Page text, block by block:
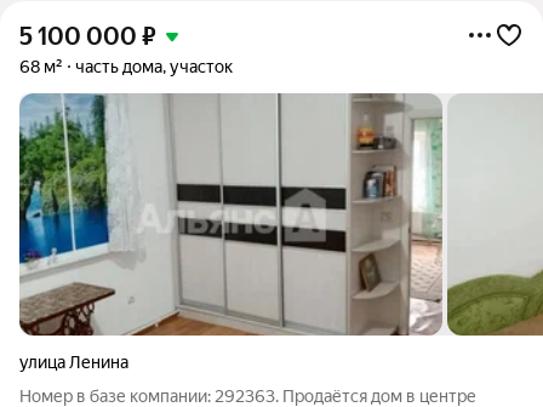
5 100 000 ₽
68 м² часть дома, участок
улица Ленина
Номер в базе компании: 292363. Продаётся дом в центре